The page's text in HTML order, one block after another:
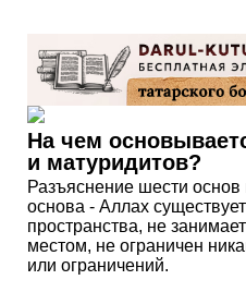
На чем
и матуридитов?
Разъяснение шести
основа - Аллах
пространства, не
местом, не ограничен
или ограничений.